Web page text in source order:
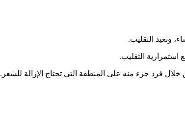
ونعيد التقليب.
استمرارية التقليب.
فرد جزء منه على المنطقة التي تحتاج الإزالة للشعر.